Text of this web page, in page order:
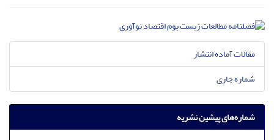
مقالات آماده انتشار
شماره جاری
شماره‌های پیشین نشریه